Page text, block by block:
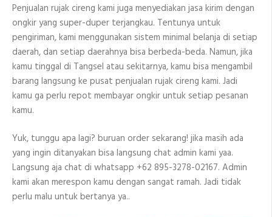
Penjualan rujak cireng kami juga menyediakan jasa kirim dengan
ongkir yang super-duper terjangkau. Tentunya untuk
pengiriman, kami menggunakan sistem minimal belanja di setiap
daerah, dan setiap daerahnya bisa berbeda-beda. Namun, jika
kamu tinggal di Tangsel atau sekitarnya, kamu bisa mengambil
barang langsung ke pusat penjualan rujak cireng kami. Jadi
kamu ga perlu repot membayar ongkir untuk setiap pesanan
kamu.
Yuk, tunggu apa lagi? buruan order sekarang! jika masih ada
yang ingin ditanyakan bisa langsung chat admin kami yaa.
Langsung aja chat di whatsapp +62 895-3278-02167. Admin
kami akan merespon kamu dengan sangat ramah. Jadi tidak
perlu malu untuk bertanya ya..